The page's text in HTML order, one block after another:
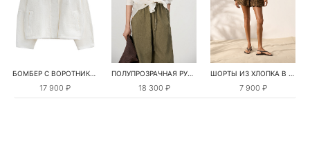
БОМБЕР С ВОРОТНИКОМ-СТОЙКОЙ
17 900 ₽
ПОЛУПРОЗРАЧНАЯ РУБАШКА С РОМАШКАМИ
18 300 ₽
ШОРТЫ ИЗ ХЛОПКА В КЛЕТКУ
7 900 ₽